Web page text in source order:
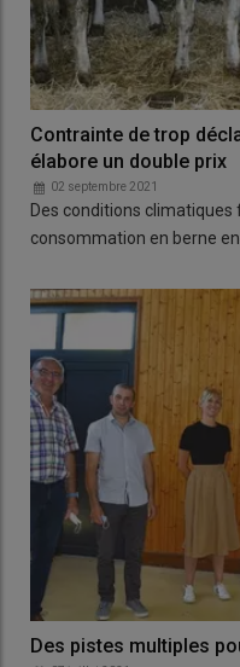
Contrainte de trop
élabore un double prix
02 septembre 2021
Des conditions
consommation en berne
Des pistes multiples